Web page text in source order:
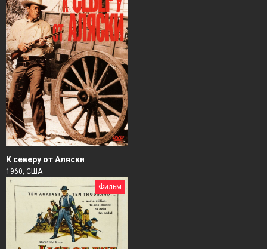
К северу от Аляски
1960, США
Фильм